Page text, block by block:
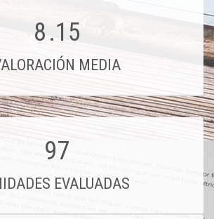
8.15
MEDIA
97
EVALUADAS